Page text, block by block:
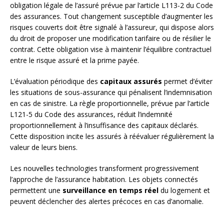
obligation légale de l’assuré prévue par l’article L113-2 du Code
des assurances. Tout changement susceptible d’augmenter les
risques couverts doit être signalé à l’assureur, qui dispose alors
du droit de proposer une modification tarifaire ou de résilier le
contrat. Cette obligation vise à maintenir l’équilibre contractuel
entre le risque assuré et la prime payée.
L’évaluation périodique des capitaux assurés permet d’éviter
les situations de sous-assurance qui pénalisent l’indemnisation
en cas de sinistre. La règle proportionnelle, prévue par l’article
L121-5 du Code des assurances, réduit l’indemnité
proportionnellement à l’insuffisance des capitaux déclarés.
Cette disposition incite les assurés à réévaluer régulièrement la
valeur de leurs biens.
Les nouvelles technologies transforment progressivement
l’approche de l’assurance habitation. Les objets connectés
permettent une surveillance en temps réel du logement et
peuvent déclencher des alertes précoces en cas d’anomalie.